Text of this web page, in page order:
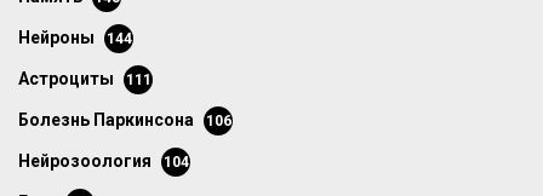
нейроны 144
астроциты 111
болезнь Паркинсона 106
нейрозоология 104